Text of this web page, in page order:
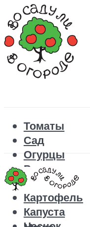
Томаты
Сад
Огурцы
Рецепты
Перец
Картофель
Капуста